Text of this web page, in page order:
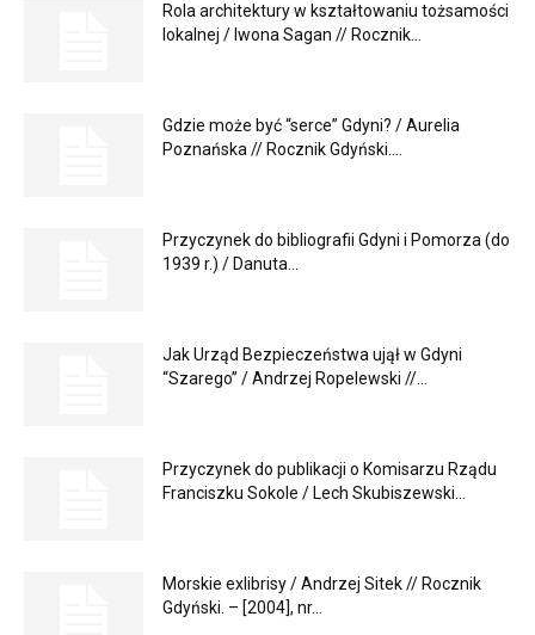
Rola architektury w kształtowaniu tożsamości
lokalnej / Iwona Sagan // Rocznik...
Gdzie może być “serce” Gdyni? / Aurelia
Poznańska // Rocznik Gdyński....
Przyczynek do bibliografii Gdyni i Pomorza (do
1939 r.) / Danuta...
Jak Urząd Bezpieczeństwa ujął w Gdyni
“Szarego” / Andrzej Ropelewski //...
Przyczynek do publikacji o Komisarzu Rządu
Franciszku Sokole / Lech Skubiszewski...
Morskie exlibrisy / Andrzej Sitek // Rocznik
Gdyński. – [2004], nr...